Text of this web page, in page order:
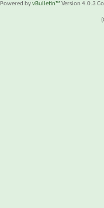
Powered byvBulletin™ Version 4.0.3